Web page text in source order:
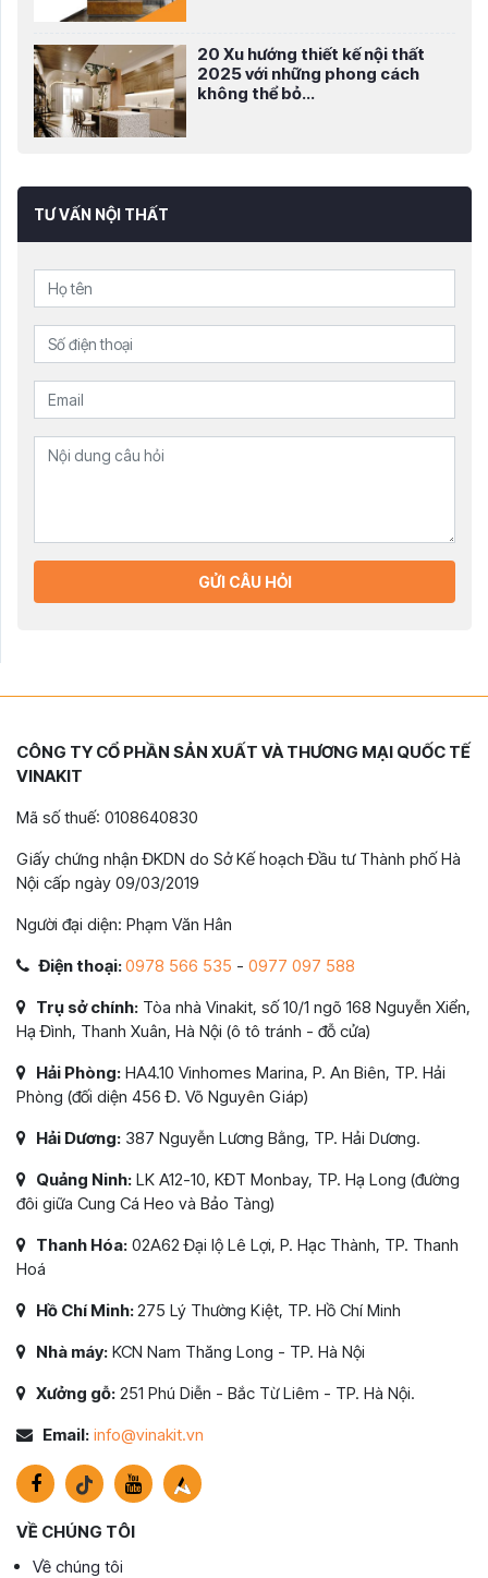
20 Xu hướng thiết kế nội thất
2025 với những phong cách
không thể bỏ...
TƯ VẤN NỘI THẤT
GỬI CÂU HỎI
CÔNG TY CỔ PHẦN SẢN XUẤT VÀ THƯƠNG MẠI QUỐC TẾ
VINAKIT
Mã số thuế: 0108640830
Giấy chứng nhận ĐKDN do Sở Kế hoạch Đầu tư Thành phố Hà
Nội cấp ngày 09/03/2019
Người đại diện: Phạm Văn Hân
Điện thoại:0978 566 535 - 0977 097 588
Trụ sở chính: Tòa nhà Vinakit, số 10/1 ngõ 168 Nguyễn Xiển,
Hạ Đình, Thanh Xuân, Hà Nội (ô tô tránh - đỗ cửa)
Hải Phòng: HA4.10 Vinhomes Marina, P. An Biên, TP. Hải
Phòng (đối diện 456 Đ. Võ Nguyên Giáp)
Hải Dương: 387 Nguyễn Lương Bằng, TP. Hải Dương.
Quảng Ninh: LK A12-10, KĐT Monbay, TP. Hạ Long (đường
đôi giữa Cung Cá Heo và Bảo Tàng)
Thanh Hóa: 02A62 Đại lộ Lê Lợi, P. Hạc Thành, TP. Thanh
Hoá
Hồ Chí Minh:275 Lý Thường Kiệt, TP. Hồ Chí Minh
Nhà máy: KCN Nam Thăng Long - TP. Hà Nội
Xưởng gỗ: 251 Phú Diễn - Bắc Từ Liêm - TP. Hà Nội.
Email: info@vinakit.vn
VỀ CHÚNG TÔI
Về chúng tôi